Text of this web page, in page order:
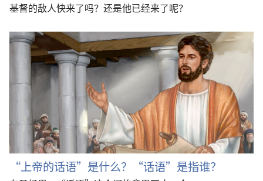
基督的敌人快来了吗？还是他已经来了呢？
“上帝的话语”是什么？“话语”是指谁？